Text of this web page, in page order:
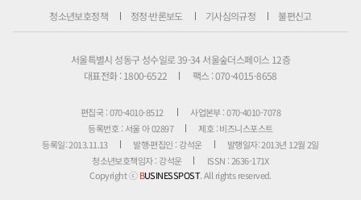
청소년보호정책 정정·반론보도 기사심의규정 불편신고
서울특별시 성동구 성수일로 39-34 서울숲더스페이스 12층
대표전화 : 1800-6522
팩스 : 070-4015-8658
편집국 : 070-4010-8512
사업본부 : 070-4010-7078
등록번호 : 서울 아 02897
제호 : 비즈니스포스트
등록일: 2013.11.13
발행·편집인 : 강석운
발행일자: 2013년 12월 2일
청소년보호책임자 : 강석운
ISSN : 2636-171X
Copyright ⓒBUSINESSPOST. All rights reserved.